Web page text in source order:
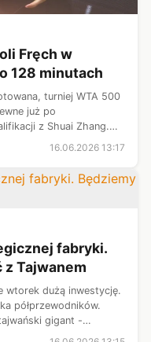
Fręch w
128 minutach
turniej WTA 500
już po
z Shuai Zhang.
16.06.2026 13:17
fabryki.
z Tajwanem
wtorek dużą inwestycję.
półprzewodników.
gigant -